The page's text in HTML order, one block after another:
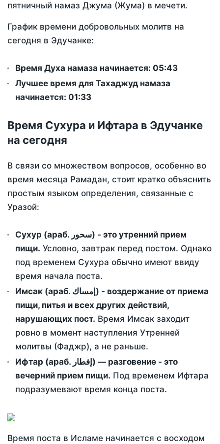
пятничный намаз Джума (Жума) в мечети.
График времени добровольных молитв на
сегодня в Эдучанке:
Время Духа намаза начинается: 05:43
Лучшее время для Тахаджуд намаза
начинается: 01:33
Время Сухура и Ифтара в Эдучанке
на сегодня
В связи со множеством вопросов, особенно во
время месяца Рамадан, стоит кратко объяснить
простым языком определения, связанные с
Уразой:
Сухур (араб. سحور) - это утренний прием
пищи. Условно, завтрак перед постом. Однако
под временем Сухура обычно имеют ввиду
время начала поста.
Имсак (араб. إمساك) - воздержание от приема
пищи, питья и всех других действий,
нарушающих пост. Время Имсак заходит
ровно в момент наступления Утренней
молитвы (Фаджр), а не раньше.
Ифтар (араб. إفطار) — разговение - это
вечерний прием пищи. Под временем Ифтара
подразумевают время конца поста.
Время поста в Исламе начинается с восходом